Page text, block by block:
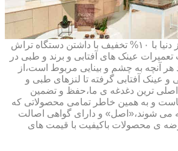
طبی با عدسی های روز دنیا با ۱۰% تخفیف با داشتن دستگاه تراش
عینک های آفتابی و برند و طبی در
هر آنچه به چشم و بینایی مربوط است،از
و عینک آفتابی گرفته تا لنزهای طبی و
ترین دغدغه ی ما،حفظ و تضمین
و به همین خاطر تمامی محصولاتی که
می شوند،«اصل» و دارای گواهی اصالت
ی محصولات باکیفیت با قیمت های